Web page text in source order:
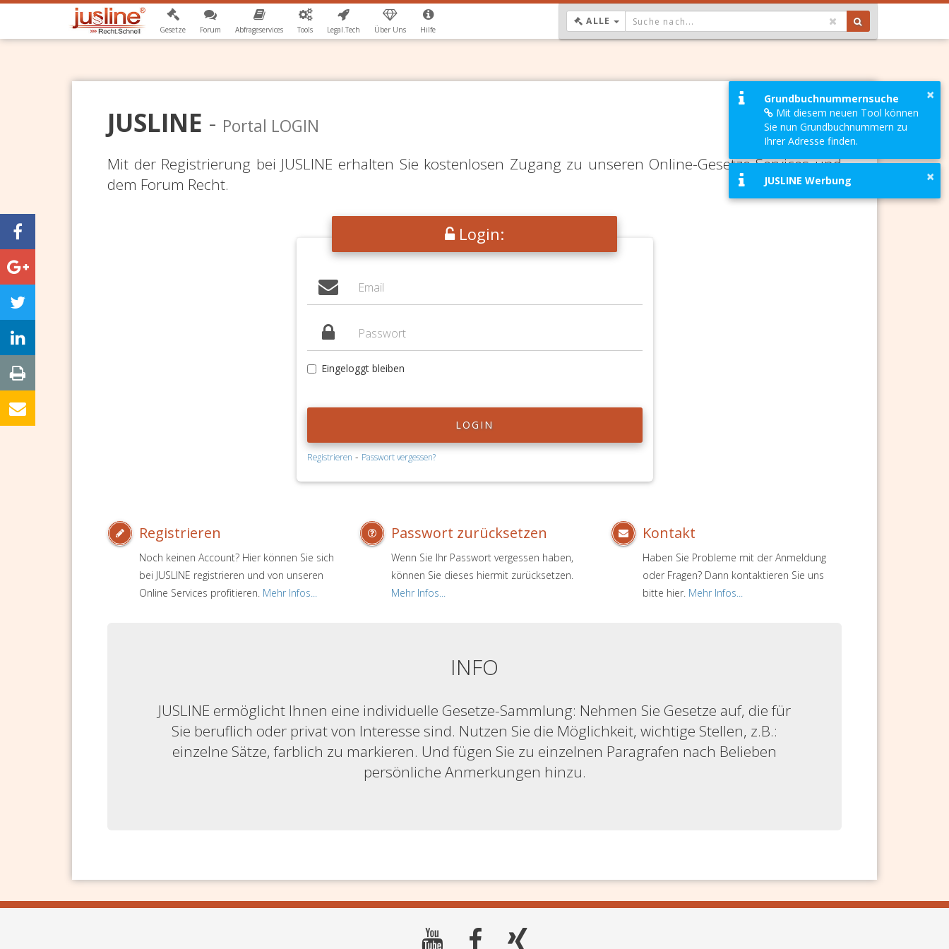
Gesetze Forum Abfrageservices Tools Legal.Tech Über Uns Hilfe
ALLE DROPDOWN: GEWÄHLTER WERT IST ALLE
JUSLINE - Portal LOGIN
Mit der Registrierung bei JUSLINE erhalten Sie kostenlosen Zugang zu unseren Online-Gesetze-Services und
dem Forum Recht.
Login:
Eingeloggt bleiben
LOGIN
Registrieren - Passwort vergessen?
Registrieren
Noch keinen Account? Hier können Sie sich
bei JUSLINE registrieren und von unseren
Online Services profitieren. Mehr Infos...
Passwort zurücksetzen
Wenn Sie Ihr Passwort vergessen haben,
können Sie dieses hiermit zurücksetzen.
Mehr Infos...
Kontakt
Haben Sie Probleme mit der Anmeldung
oder Fragen? Dann kontaktieren Sie uns
bitte hier. Mehr Infos...
INFO
JUSLINE ermöglicht Ihnen eine individuelle Gesetze-Sammlung: Nehmen Sie Gesetze auf, die für
Sie beruflich oder privat von Interesse sind. Nutzen Sie die Möglichkeit, wichtige Stellen, z.B.:
einzelne Sätze, farblich zu markieren. Und fügen Sie zu einzelnen Paragrafen nach Belieben
persönliche Anmerkungen hinzu.
×
Grundbuchnummernsuche
Mit diesem neuen Tool können
Sie nun Grundbuchnummern zu
Ihrer Adresse finden.
×
JUSLINE Werbung